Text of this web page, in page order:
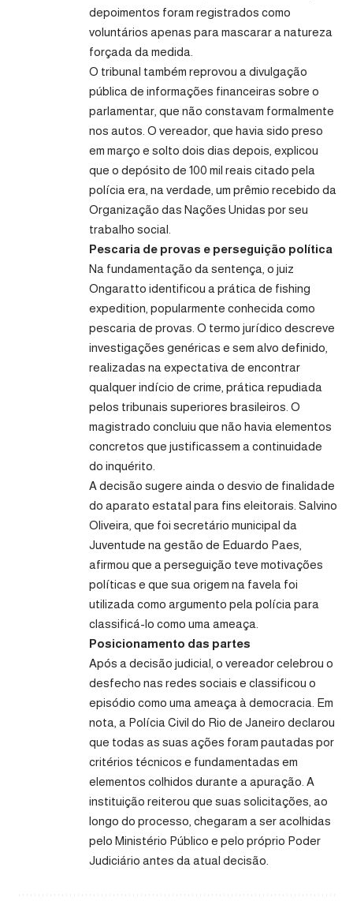
depoimentos foram registrados como
voluntários apenas para mascarar a natureza
forçada da medida.
O tribunal também reprovou a divulgação
pública de informações financeiras sobre o
parlamentar, que não constavam formalmente
nos autos. O vereador, que havia sido preso
em março e solto dois dias depois, explicou
que o depósito de 100 mil reais citado pela
polícia era, na verdade, um prêmio recebido da
Organização das Nações Unidas por seu
trabalho social.
Pescaria de provas e perseguição política
Na fundamentação da sentença, o juiz
Ongaratto identificou a prática de fishing
expedition, popularmente conhecida como
pescaria de provas. O termo jurídico descreve
investigações genéricas e sem alvo definido,
realizadas na expectativa de encontrar
qualquer indício de crime, prática repudiada
pelos tribunais superiores brasileiros. O
magistrado concluiu que não havia elementos
concretos que justificassem a continuidade
do inquérito.
A decisão sugere ainda o desvio de finalidade
do aparato estatal para fins eleitorais. Salvino
Oliveira, que foi secretário municipal da
Juventude na gestão de Eduardo Paes,
afirmou que a perseguição teve motivações
políticas e que sua origem na favela foi
utilizada como argumento pela polícia para
classificá-lo como uma ameaça.
Posicionamento das partes
Após a decisão judicial, o vereador celebrou o
desfecho nas redes sociais e classificou o
episódio como uma ameaça à democracia. Em
nota, a Polícia Civil do Rio de Janeiro declarou
que todas as suas ações foram pautadas por
critérios técnicos e fundamentadas em
elementos colhidos durante a apuração. A
instituição reiterou que suas solicitações, ao
longo do processo, chegaram a ser acolhidas
pelo Ministério Público e pelo próprio Poder
Judiciário antes da atual decisão.